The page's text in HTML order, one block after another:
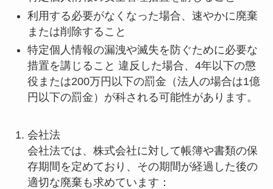
利用する必要がなくなった場合、速やかに廃棄
または削除すること
特定個人情報の漏洩や滅失を防ぐために必要な
措置を講じること 違反した場合、4年以下の懲
役または200万円以下の罰金（法人の場合は1億
円以下の罰金）が科される可能性があります。
会社法
会社法では、株式会社に対して帳簿や書類の保
存期間を定めており、その期間が経過した後の
適切な廃棄も求めています：